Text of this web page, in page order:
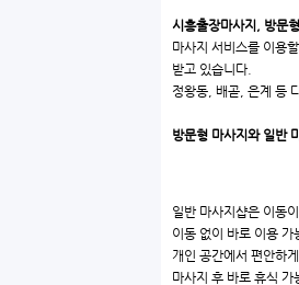
시흥출장마사지, 방문
마사지 서비스를 이용
받고 있습니다.
정왕동, 배곧, 은계 등
방문형 마사지와 일반
일반 마사지샵은 이동
이동 없이 바로 이용 가
개인 공간에서 편안하
마사지 후 바로 휴식 가